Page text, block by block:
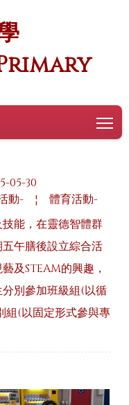
05-30
動- ¦
體育活動-
能，在靈德智體群
午膳後設立綜合活
及STEAM的興趣，
別參加班級組(以循
組(以固定形式參與專